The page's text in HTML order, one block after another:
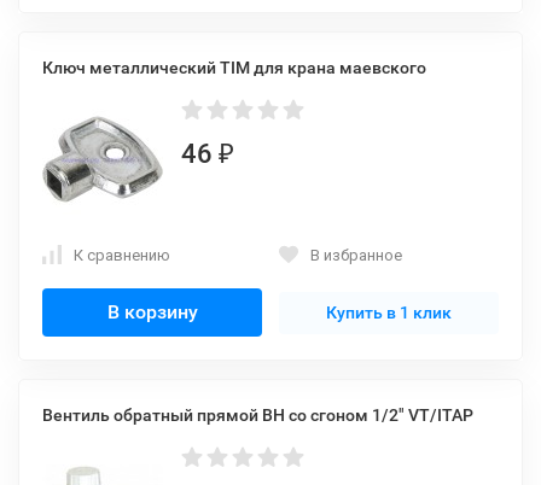
Ключ металлический TIM для крана маевского
46 ₽
К сравнению В избранное
В корзину Купить в 1 клик
Вентиль обратный прямой ВН со сгоном 1/2" VT/ITAP